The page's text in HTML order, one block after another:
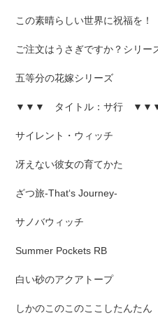
この素晴らしい世界に祝福を！
ご注文はうさぎですか？シリー
五等分の花嫁シリーズ
▼▼▼ タイトル：サ行
サイレント・ウィッチ
冴えない彼女の育てかた
ざつ旅-That‘s Journey-
サノバウィッチ
Summer Pockets RB
白い砂のアクアトープ
しかのこのこのここしたんたん